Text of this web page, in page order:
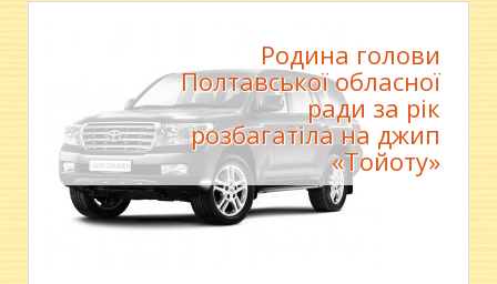
Родина голови
Полтавської обласної
ради за рік
розбагатіла на джип
«Тойоту»